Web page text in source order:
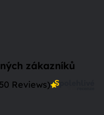
zákazníků
Reviews)